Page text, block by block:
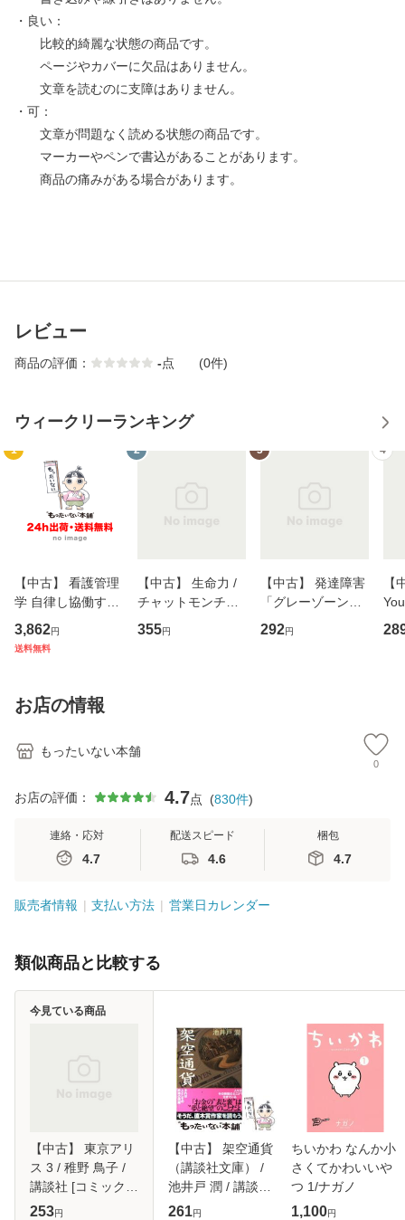
・良い：
比較的綺麗な状態の商品です。
ページやカバーに欠品はありません。
文章を読むのに支障はありません。
・可：
文章が問題なく読める状態の商品です。
マーカーやペンで書込があることがあります。
商品の痛みがある場合があります。
レビュー
商品の評価： -点 (0件)
ウィークリーランキング
1
【中古】 看護管理
学 自律し協働する
専門職の看護マネ
ジメントスキル 改
恵 藤本幸三 / 南江
堂 [単行
3,862円
送料無料
2
【中古】 生命力 /
チャットモンチー /
キューンレコード
[CD]【メール便送
355円
3
【中古】 発達障害
「グレーゾーン」
その正しい理解と
克服法 (SB新書 57
292円
4
【
のが
お店の情報
もったいない本舗
0
お店の評価： 4.7点 (830件)
連絡・応対
4.7
配送スピード
4.6
梱包
4.7
販売者情報 支払い方法 営業日カレンダー
類似商品と比較する
【中古】 東京アリ
ス 3 / 稚野 鳥子 /
講談社 [コミック]
【メール便送料無
253円
今見ている商品
【中古】 架空通貨
（講談社文庫） /
池井戸 潤 / 講談社
[文庫]【メール便送
261円
ちいかわ なんか小
さくてかわいいや
つ 1/ナガノ
1,100円